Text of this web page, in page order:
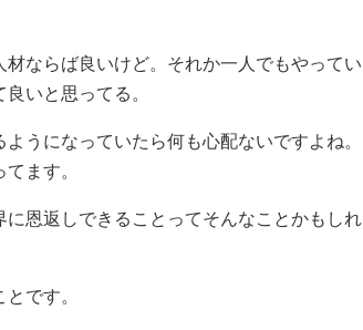
ならば良いけど。それか一人でもやってい
いと思ってる。
うになっていたら何も心配ないですよね。
ます。
恩返しできることってそんなことかもしれ
です。